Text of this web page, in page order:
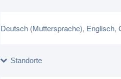
Deutsch (Muttersprache), Englisch,
Standorte